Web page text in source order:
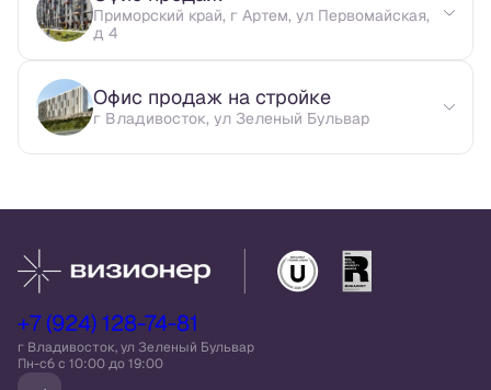
Приморский край, г Артем, ул Первомайская,
д 4
Офис продаж на стройке
г Владивосток, ул Зеленый Бульвар
+7 (924) 128-74-81
г Владивосток, ул Зеленый Бульвар
Пн-сб c 10:00 до 19:00